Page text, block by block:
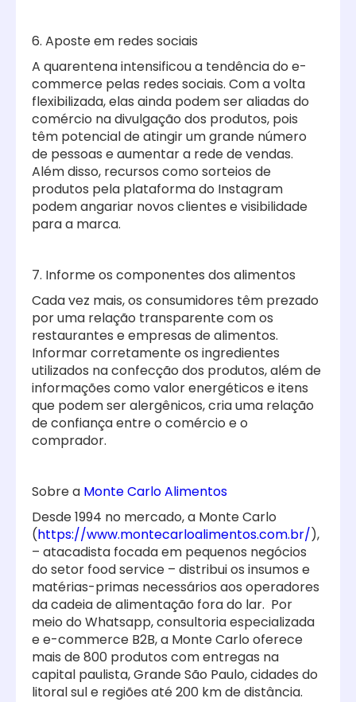
6. Aposte em redes sociais
A quarentena intensificou a tendência do e-
commerce pelas redes sociais. Com a volta
flexibilizada, elas ainda podem ser aliadas do
comércio na divulgação dos produtos, pois
têm potencial de atingir um grande número
de pessoas e aumentar a rede de vendas.
Além disso, recursos como sorteios de
produtos pela plataforma do Instagram
podem angariar novos clientes e visibilidade
para a marca.
7. Informe os componentes dos alimentos
Cada vez mais, os consumidores têm prezado
por uma relação transparente com os
restaurantes e empresas de alimentos.
Informar corretamente os ingredientes
utilizados na confecção dos produtos, além de
informações como valor energéticos e itens
que podem ser alergênicos, cria uma relação
de confiança entre o comércio e o
comprador.
Sobre a Monte Carlo Alimentos
Desde 1994 no mercado, a Monte Carlo
(https://www.montecarloalimentos.com.br/),
– atacadista focada em pequenos negócios
do setor food service – distribui os insumos e
matérias-primas necessários aos operadores
da cadeia de alimentação fora do lar. Por
meio do Whatsapp, consultoria especializada
e e-commerce B2B, a Monte Carlo oferece
mais de 800 produtos com entregas na
capital paulista, Grande São Paulo, cidades do
litoral sul e regiões até 200 km de distância.